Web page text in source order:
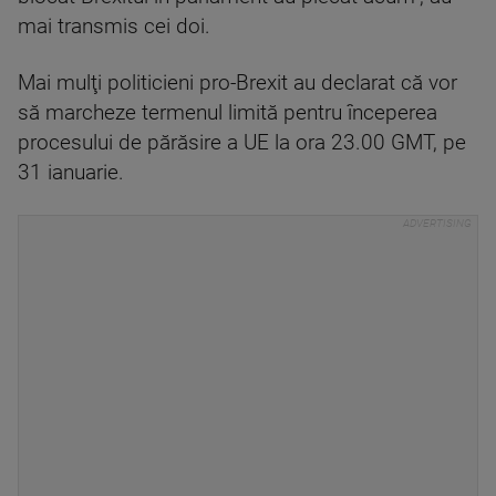
mai transmis cei doi.
Mai mulţi politicieni pro-Brexit au declarat că vor
să marcheze termenul limită pentru începerea
procesului de părăsire a UE la ora 23.00 GMT, pe
31 ianuarie.